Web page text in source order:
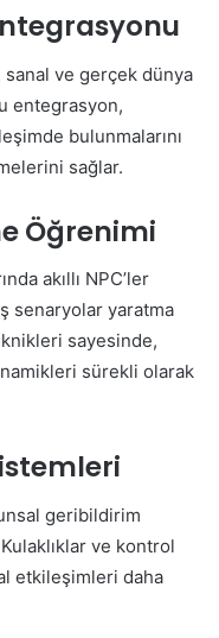
sanal ve gerçek dünya
entegrasyon,
bulunmalarını
sağlar.
Öğrenimi
akıllı NPC’ler
senaryolar yaratma
sayesinde,
sürekli olarak
geribildirim
ve kontrol
etkileşimleri daha